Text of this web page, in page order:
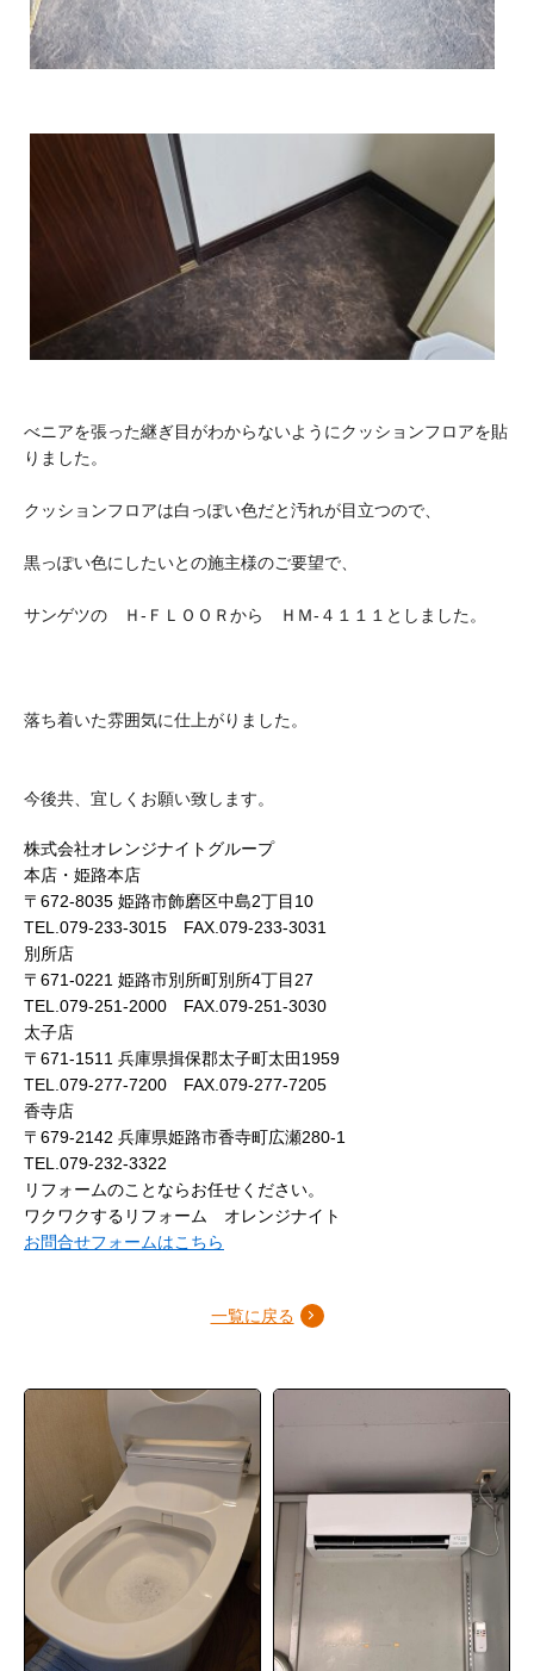
べニアを張った継ぎ目がわからないようにクッションフロアを貼
りました。
クッションフロアは白っぽい色だと汚れが目立つので、
黒っぽい色にしたいとの施主様のご要望で、
サンゲツの Ｈ-ＦＬＯＯＲから ＨＭ-４１１１としました。
落ち着いた雰囲気に仕上がりました。
今後共、宜しくお願い致します。
株式会社オレンジナイトグループ
本店・姫路本店
〒672-8035 姫路市飾磨区中島2丁目10
TEL.079-233-3015 FAX.079-233-3031
別所店
〒671-0221 姫路市別所町別所4丁目27
TEL.079-251-2000 FAX.079-251-3030
太子店
〒671-1511 兵庫県揖保郡太子町太田1959
TEL.079-277-7200 FAX.079-277-7205
香寺店
〒679-2142 兵庫県姫路市香寺町広瀬280-1
TEL.079-232-3322
リフォームのことならお任せください。
ワクワクするリフォーム オレンジナイト
お問合せフォームはこちら
一覧に戻る